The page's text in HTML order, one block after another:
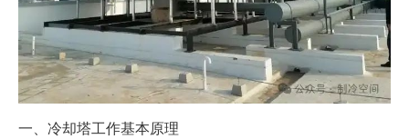
一、冷却塔工作基本原理